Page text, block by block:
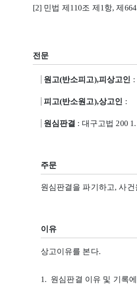
[2] 민법 제110조 제1항, 제
전문
원고(반소피고),피상고인 :
피고(반소원고),상고인 :
원심판결 : 대구고법 200
주문
원심판결을 파기하고, 사
이유
상고이유를 본다.
1. 원심판결 이유 및 기록